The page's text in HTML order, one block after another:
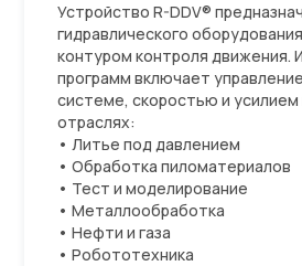
Устройство R-DDV®
гидравлического
контуром контроля движения.
программ включает
системе, скоростью и
отраслях:
• Литье под давлением
• Обработка пиломатериалов
• Тест и моделирование
• Металлообработка
• Нефти и газа
• Робототехника